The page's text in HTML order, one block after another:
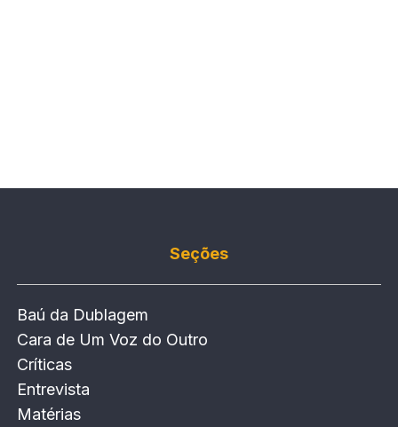
Seções
Baú da Dublagem
Cara de Um Voz do Outro
Críticas
Entrevista
Matérias